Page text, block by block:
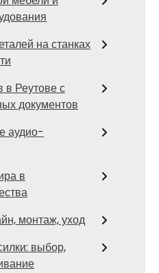
на станках
в Реутове с
документов
аудио-
в
монтаж, уход
выбор,